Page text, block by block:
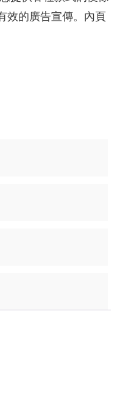
效的廣告宣傳。內頁